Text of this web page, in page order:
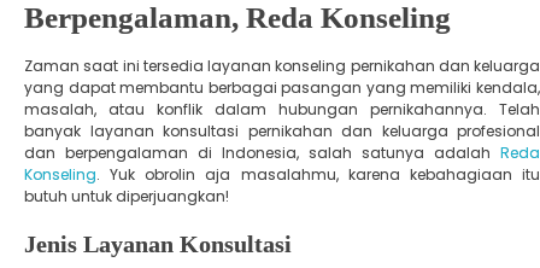
Berpengalaman, Reda Konseling
Zaman saat ini tersedia layanan konseling pernikahan dan keluarga
yang dapat membantu berbagai pasangan yang memiliki kendala,
masalah, atau konflik dalam hubungan pernikahannya. Telah
banyak layanan konsultasi pernikahan dan keluarga profesional
dan berpengalaman di Indonesia, salah satunya adalah Reda
Konseling. Yuk obrolin aja masalahmu, karena kebahagiaan itu
butuh untuk diperjuangkan!
Jenis Layanan Konsultasi